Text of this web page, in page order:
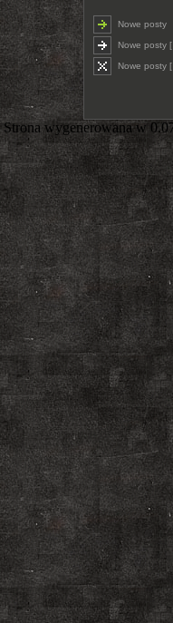
Nowe posty
Nowe posty
Nowe posty
Strona wygenerowana w